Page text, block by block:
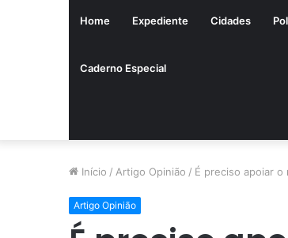
Home Expediente Cidades
Caderno Especial
Início / Artigo Opinião / É preciso apoiar
Artigo Opinião